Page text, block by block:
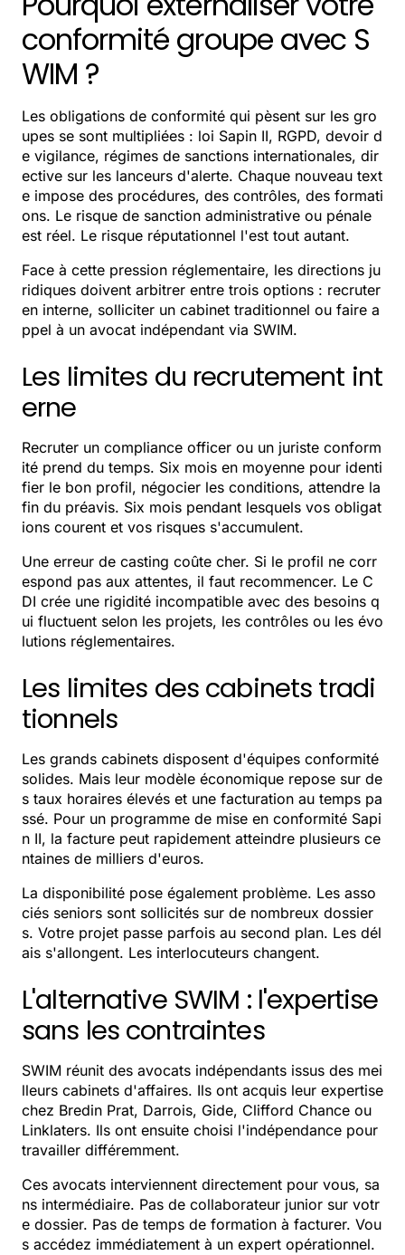
conformité groupe avec S
WIM ?
Les obligations de conformité qui pèsent sur les gro
upes se sont multipliées : loi Sapin II, RGPD, devoir d
e vigilance, régimes de sanctions internationales, dir
ective sur les lanceurs d'alerte. Chaque nouveau text
e impose des procédures, des contrôles, des formati
ons. Le risque de sanction administrative ou pénale
est réel. Le risque réputationnel l'est tout autant.
Face à cette pression réglementaire, les directions ju
ridiques doivent arbitrer entre trois options : recruter
en interne, solliciter un cabinet traditionnel ou faire a
ppel à un avocat indépendant via SWIM.
Les limites du recrutement int
erne
Recruter un compliance officer ou un juriste conform
ité prend du temps. Six mois en moyenne pour identi
fier le bon profil, négocier les conditions, attendre la
fin du préavis. Six mois pendant lesquels vos obligat
ions courent et vos risques s'accumulent.
Une erreur de casting coûte cher. Si le profil ne corr
espond pas aux attentes, il faut recommencer. Le C
DI crée une rigidité incompatible avec des besoins q
ui fluctuent selon les projets, les contrôles ou les évo
lutions réglementaires.
Les limites des cabinets tradi
tionnels
Les grands cabinets disposent d'équipes conformité
solides. Mais leur modèle économique repose sur de
s taux horaires élevés et une facturation au temps pa
ssé. Pour un programme de mise en conformité Sapi
n II, la facture peut rapidement atteindre plusieurs ce
ntaines de milliers d'euros.
La disponibilité pose également problème. Les asso
ciés seniors sont sollicités sur de nombreux dossier
s. Votre projet passe parfois au second plan. Les dél
ais s'allongent. Les interlocuteurs changent.
L'alternative SWIM : l'expertise
sans les contraintes
SWIM réunit des avocats indépendants issus des mei
lleurs cabinets d'affaires. Ils ont acquis leur expertise
chez Bredin Prat, Darrois, Gide, Clifford Chance ou
Linklaters. Ils ont ensuite choisi l'indépendance pour
travailler différemment.
Ces avocats interviennent directement pour vous, sa
ns intermédiaire. Pas de collaborateur junior sur votr
e dossier. Pas de temps de formation à facturer. Vou
s accédez immédiatement à un expert opérationnel.